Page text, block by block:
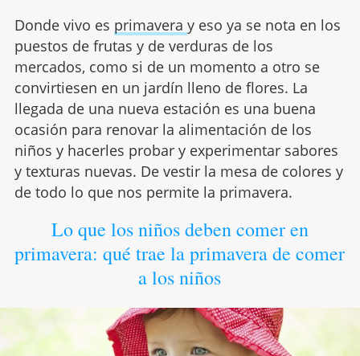
Donde vivo es primavera y eso ya se nota en los
puestos de frutas y de verduras de los
mercados, como si de un momento a otro se
convirtiesen en un jardín lleno de flores. La
llegada de una nueva estación es una buena
ocasión para renovar la alimentación de los
niños y hacerles probar y experimentar sabores
y texturas nuevas. De vestir la mesa de colores y
de todo lo que nos permite la primavera.
Lo que los niños deben comer en
primavera: qué trae la primavera de comer
a los niños